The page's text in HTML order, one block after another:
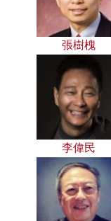
張樹槐
李偉民